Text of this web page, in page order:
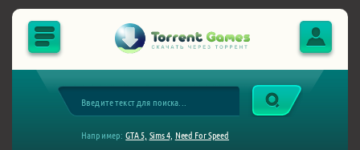
Например: GTA 5, Sims 4, Need For Speed